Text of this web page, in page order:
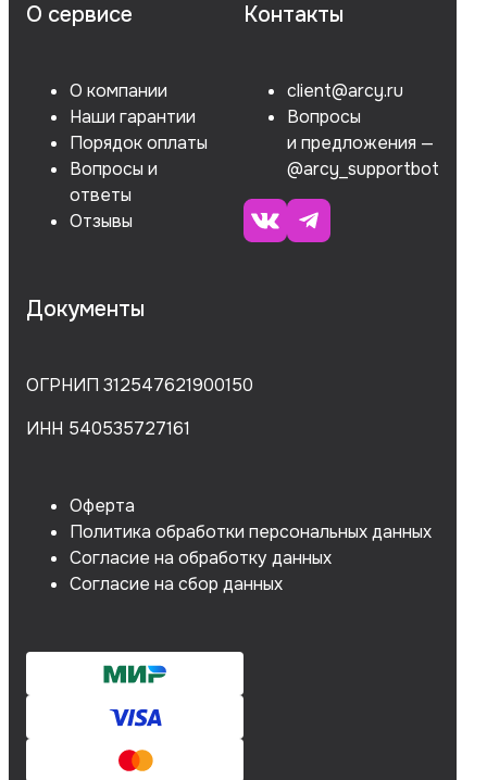
О сервисе
О компании
Наши гарантии
Порядок оплаты
Вопросы и
ответы
Отзывы
Контакты
client@arcy.ru
Вопросы
и предложения —
@arcy_supportbot
Документы
ОГРНИП 312547621900150
ИНН 540535727161
Оферта
Политика обработки персональных данных
Согласие на обработку данных
Согласие на сбор данных